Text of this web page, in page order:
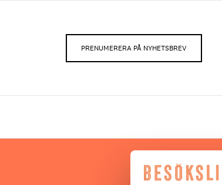
PRENUMERERA PÅ NYHETSBREV